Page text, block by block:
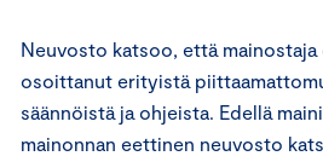
Neuvosto katsoo, että
osoittanut erityistä
säännöistä ja ohjeista. Edellä
mainonnan eettinen neuvosto